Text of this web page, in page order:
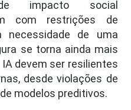
impacto social
com restrições de
de uma
se torna ainda mais
devem ser resilientes
desde violações de
modelos preditivos.